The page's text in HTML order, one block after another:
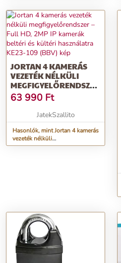
JORTAN 4 KAMERÁS
VEZETÉK NÉLKÜLI
MEGFIGYELŐRENDSZER
– FULL HD, 2MP IP
KAMERÁK BELTÉRI ÉS
KÜLTÉRI HASZNÁLATRA
63 990 Ft
JatekSzallito
Hasonlók, mint Jortan 4 kamerás
vezeték nélküli
megfigyelőrendszer – Full HD,